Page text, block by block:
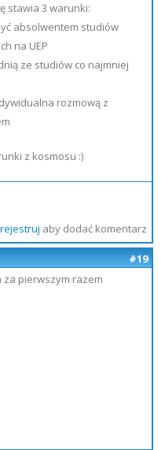
stawia 3 warunki:
absolwentem studiów
na UEP
ze studiów co najmniej
rozmową z
z kosmosu :)
aby dodać komentarz
#19
za pierwszym razem